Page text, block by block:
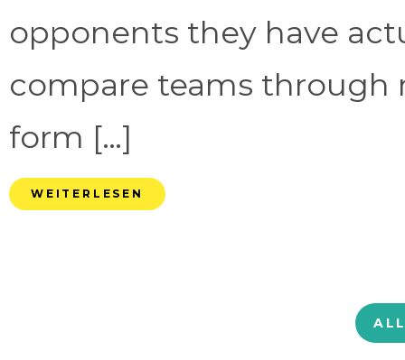
opponents they have
compare teams through
form […]
WEITERLESEN